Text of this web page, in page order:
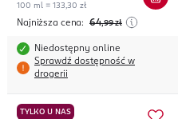
100 ml = 133,30 zł
Najniższa cena: 64,99 zł
Niedostępny online
Sprawdź dostępność w
drogerii
TYLKO U NAS